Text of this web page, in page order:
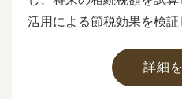
活用による節税効果を検証
詳細